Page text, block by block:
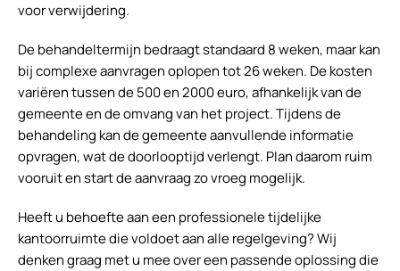
voor verwijdering.
De behandeltermijn bedraagt standaard 8 weken, maar kan
bij complexe aanvragen oplopen tot 26 weken. De kosten
variëren tussen de 500 en 2000 euro, afhankelijk van de
gemeente en de omvang van het project. Tijdens de
behandeling kan de gemeente aanvullende informatie
opvragen, wat de doorlooptijd verlengt. Plan daarom ruim
vooruit en start de aanvraag zo vroeg mogelijk.
Heeft u behoefte aan een professionele tijdelijke
kantoorruimte die voldoet aan alle regelgeving? Wij
denken graag met u mee over een passende oplossing die